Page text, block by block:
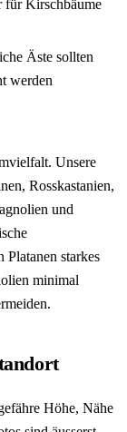
für Kirschbäume
Äste sollten
werden
Unsere
Rosskastanien,
und
starkes
minimal
Höhe, Nähe